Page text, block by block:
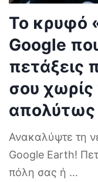
Το κρυφό
Google
πετάξεις
σου χωρίς
απολύτως
Ανακαλύψτε τη
Google Earth!
πόλη σας ή ...